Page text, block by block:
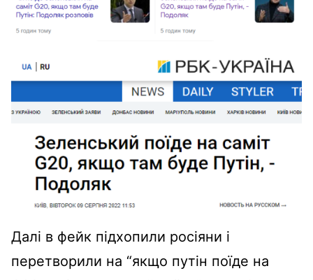
Далі в фейк підхопили росіяни і
перетворили на “якщо путін поїде на